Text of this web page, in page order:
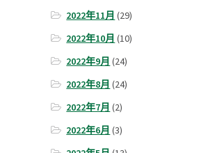
2022年11月 (29)
2022年10月 (10)
2022年9月 (24)
2022年8月 (24)
2022年7月 (2)
2022年6月 (3)